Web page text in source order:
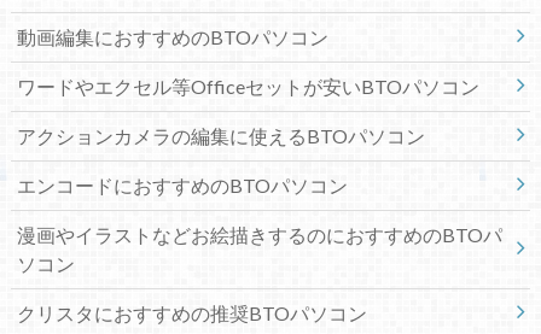
動画編集におすすめのBTOパソコン
ワードやエクセル等Officeセットが安いBTOパソコン
アクションカメラの編集に使えるBTOパソコン
エンコードにおすすめのBTOパソコン
漫画やイラストなどお絵描きするのにおすすめのBTOパ
ソコン
クリスタにおすすめの推奨BTOパソコン